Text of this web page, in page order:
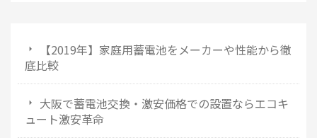
【2019年】家庭用蓄電池をメーカーや性能から徹
底比較
大阪で蓄電池交換・激安価格での設置ならエコキ
ュート激安革命